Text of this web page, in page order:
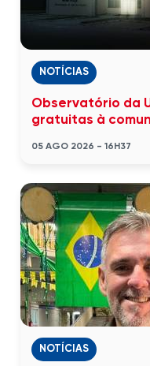
NOTÍCIAS
Observatório da
gratuitas à
05 AGO 2026 - 16H37
NOTÍCIAS